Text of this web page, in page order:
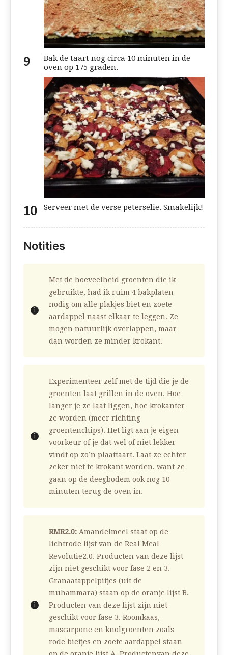
Bak de taart nog circa 10 minuten in de
oven op 175 graden.
Serveer met de verse peterselie. Smakelijk!
Notities
Met de hoeveelheid groenten die ik
gebruikte, had ik ruim 4 bakplaten
nodig om alle plakjes biet en zoete
aardappel naast elkaar te leggen. Ze
mogen natuurlijk overlappen, maar
dan worden ze minder krokant.
Experimenteer zelf met de tijd die je de
groenten laat grillen in de oven. Hoe
langer je ze laat liggen, hoe krokanter
ze worden (meer richting
groentenchips). Het ligt aan je eigen
voorkeur of je dat wel of niet lekker
vindt op zo’n plaattaart. Laat ze echter
zeker niet te krokant worden, want ze
gaan op de deegbodem ook nog 10
minuten terug de oven in.
RMR2.0: Amandelmeel staat op de
lichtrode lijst van de Real Meal
Revolutie2.0. Producten van deze lijst
zijn niet geschikt voor fase 2 en 3.
Granaatappelpitjes (uit de
muhammara) staan op de oranje lijst B.
Producten van deze lijst zijn niet
geschikt voor fase 3. Roomkaas,
mascarpone en knolgroenten zoals
rode bietjes en zoete aardappel staan